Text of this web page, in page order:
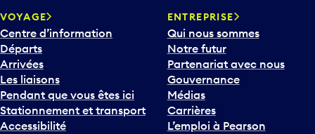
VOYAGE
Centre d’information
Départs
Arrivées
Les liaisons
Pendant que vous êtes ici
Stationnement et transport
Accessibilité
ENTREPRISE
Qui nous sommes
Notre futur
Partenariat avec nous
Gouvernance
Médias
Carrières
L’emploi à Pearson